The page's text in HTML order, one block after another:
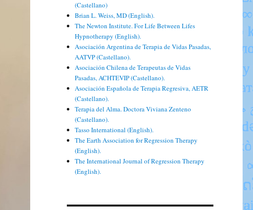
(Castellano)
Brian L. Weiss, MD (English).
The Newton Institute. For Life Between Lifes
Hypnotherapy (English).
Asociación Argentina de Terapia de Vidas Pasadas,
AATVP (Castellano).
Asociación Chilena de Terapeutas de Vidas
Pasadas, ACHTEVIP (Castellano).
Asociación Española de Terapia Regresiva, AETR
(Castellano).
Terapia del Alma. Doctora Viviana Zenteno
(Castellano).
Tasso International (English).
The Earth Association for Regression Therapy
(English).
The International Journal of Regression Therapy
(English).